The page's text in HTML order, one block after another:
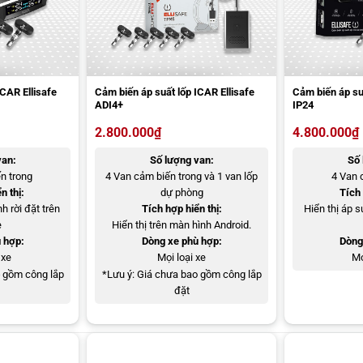
Ellisafe
trong
thị:
rời đặt trên
hợp:
công lắp
Cảm biến áp suất lốp ICAR Ellisafe
ADI4+
2.800.000₫
Số lượng van:
4 Van cảm biến trong và 1 van lốp
dự phòng
Tích hợp hiển thị:
Hiển thị trên màn hình Android.
Dòng xe phù hợp:
Mọi loại xe
*Lưu ý: Giá chưa bao gồm công lắp
đặt
Cảm biến áp
IP24
4.800.000₫
Số
4 Van
Tích
Hiển thị áp
suất lốp Ellisafe C340 của ICAR
bị hiển thị. Với công nghệ chống chói thông minh, màn hình này
từ bốn hướng khác nhau, mang lại sự thuận tiện tối đa cho người
biến áp suất lốp từ bất kỳ góc độ nào.
nối qua Bluetooth. Người dùng không chỉ có thể theo dõi thông tin
thông minh. Khả năng hiển thị và cài đặt từ xa qua điện thoại
ICAR Ellisafe C340. Với kết nối Bluetooth tiện lợi, người dùng có